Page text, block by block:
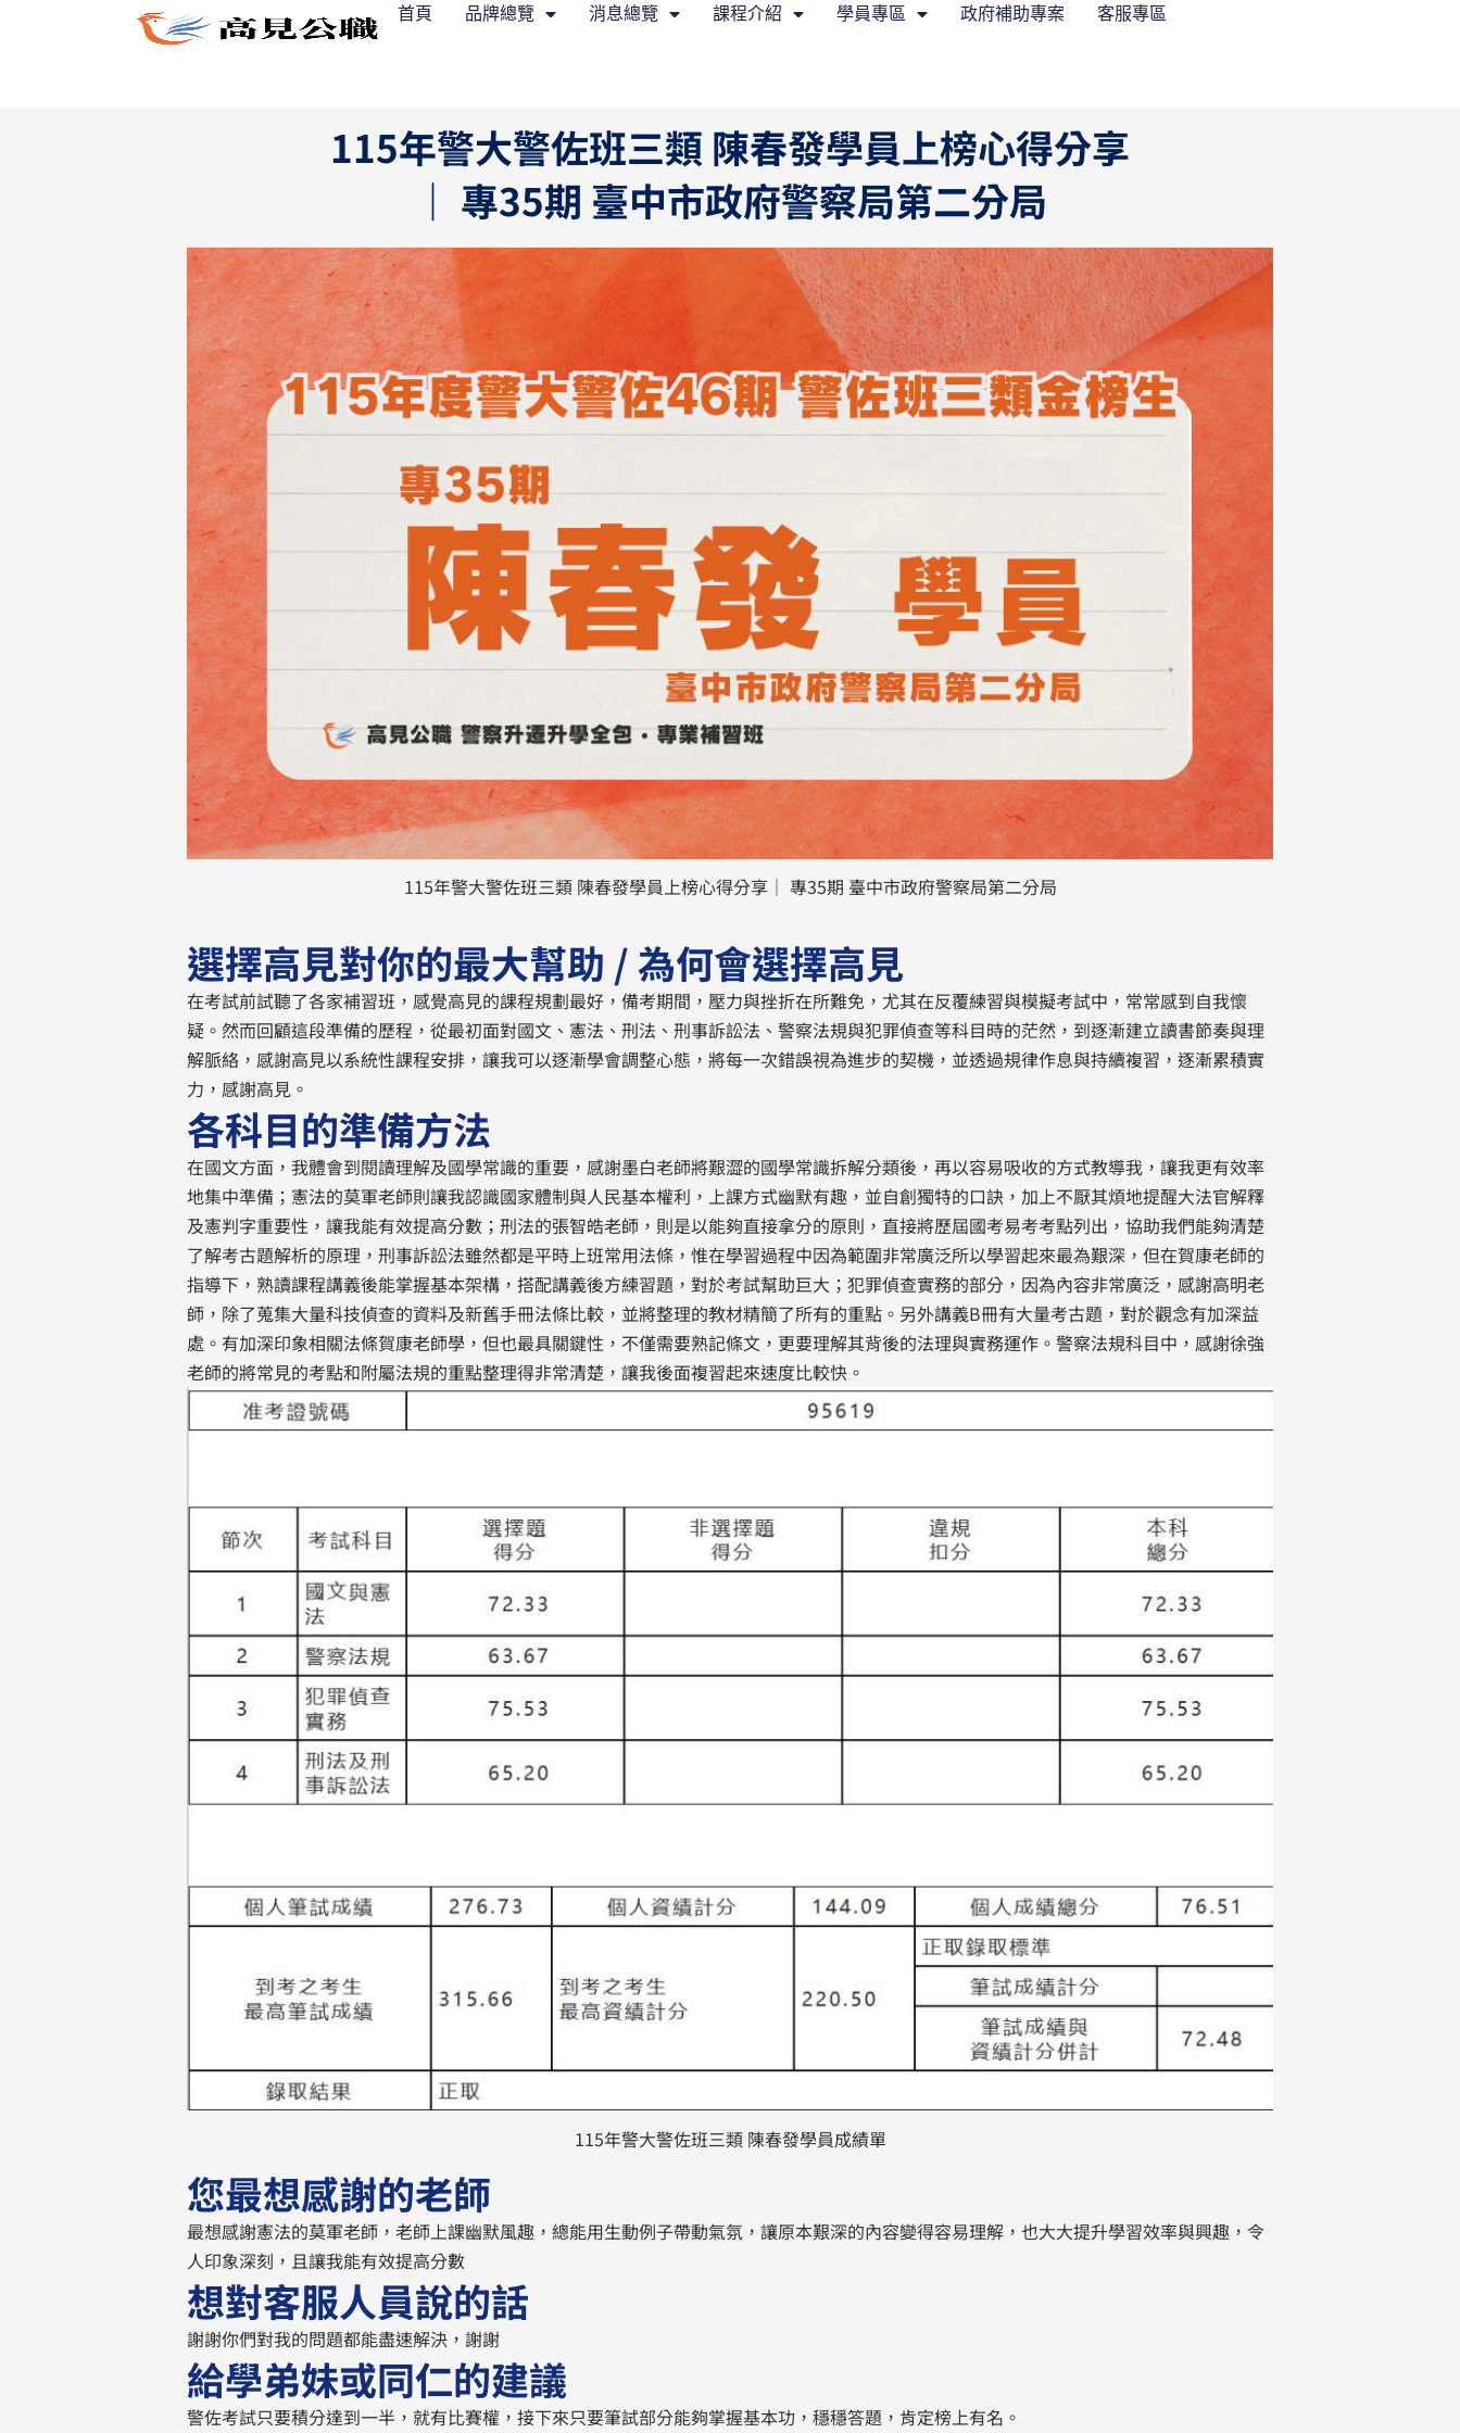
首頁 品牌總覽 消息總覽 課程介紹 學員專區 政府補助專案 客服專區
115年警大警佐班三類 陳春發學員上榜心得分享
｜ 專35期 臺中市政府警察局第二分局
115年警大警佐班三類 陳春發學員上榜心得分享｜ 專35期 臺中市政府警察局第二分局
選擇高見對你的最大幫助 / 為何會選擇高見
在考試前試聽了各家補習班，感覺高見的課程規劃最好，備考期間，壓力與挫折在所難免，尤其在反覆練習與模擬考試中，常常感到自我懷
疑。然而回顧這段準備的歷程，從最初面對國文、憲法、刑法、刑事訴訟法、警察法規與犯罪偵查等科目時的茫然，到逐漸建立讀書節奏與理
解脈絡，感謝高見以系統性課程安排，讓我可以逐漸學會調整心態，將每一次錯誤視為進步的契機，並透過規律作息與持續複習，逐漸累積實
力，感謝高見。
各科目的準備方法
在國文方面，我體會到閱讀理解及國學常識的重要，感謝墨白老師將艱澀的國學常識拆解分類後，再以容易吸收的方式教導我，讓我更有效率
地集中準備；憲法的莫軍老師則讓我認識國家體制與人民基本權利，上課方式幽默有趣，並自創獨特的口訣，加上不厭其煩地提醒大法官解釋
及憲判字重要性，讓我能有效提高分數；刑法的張智皓老師，則是以能夠直接拿分的原則，直接將歷屆國考易考考點列出，協助我們能夠清楚
了解考古題解析的原理，刑事訴訟法雖然都是平時上班常用法條，惟在學習過程中因為範圍非常廣泛所以學習起來最為艱深，但在賀康老師的
指導下，熟讀課程講義後能掌握基本架構，搭配講義後方練習題，對於考試幫助巨大；犯罪偵查實務的部分，因為內容非常廣泛，感謝高明老
師，除了蒐集大量科技偵查的資料及新舊手冊法條比較，並將整理的教材精簡了所有的重點。另外講義B冊有大量考古題，對於觀念有加深益
處。有加深印象相關法條賀康老師學，但也最具關鍵性，不僅需要熟記條文，更要理解其背後的法理與實務運作。警察法規科目中，感謝徐強
老師的將常見的考點和附屬法規的重點整理得非常清楚，讓我後面複習起來速度比較快。
115年警大警佐班三類 陳春發學員成績單
您最想感謝的老師
最想感謝憲法的莫軍老師，老師上課幽默風趣，總能用生動例子帶動氣氛，讓原本艱深的內容變得容易理解，也大大提升學習效率與興趣，令
人印象深刻，且讓我能有效提高分數
想對客服人員說的話
謝謝你們對我的問題都能盡速解決，謝謝
給學弟妹或同仁的建議
警佐考試只要積分達到一半，就有比賽權，接下來只要筆試部分能夠掌握基本功，穩穩答題，肯定榜上有名。